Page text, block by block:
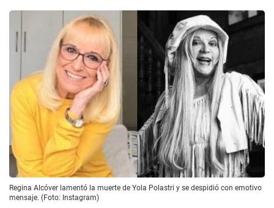
Regina Alcóver lamentó la muerte de Yola Polastri y se despidió con emotivo
mensaje. (Foto: Instagram)